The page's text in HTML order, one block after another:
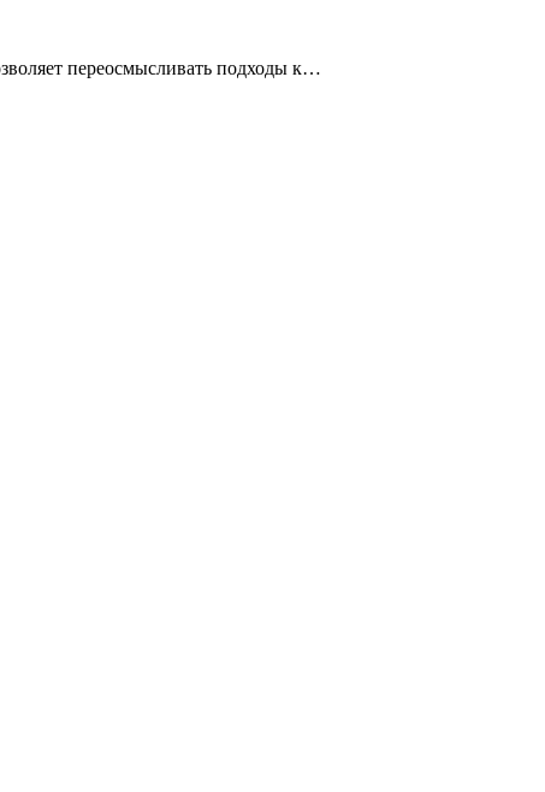
переосмысливать подходы к…